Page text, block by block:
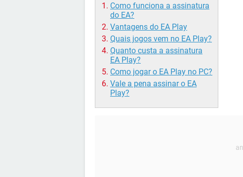
Como funciona a assinatura
do EA?
Vantagens do EA Play
Quais jogos vem no EA Play?
Quanto custa a assinatura
EA Play?
Como jogar o EA Play no PC?
Vale a pena assinar o EA
Play?